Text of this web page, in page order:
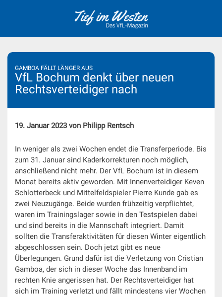
GAMBOA FÄLLT LÄNGER AUS
VfL Bochum denkt über neuen
Rechtsverteidiger nach
19. Januar 2023 von Philipp Rentsch
In weniger als zwei Wochen endet die Transferperiode. Bis
zum 31. Januar sind Kaderkorrekturen noch möglich,
anschließend nicht mehr. Der VfL Bochum ist in diesem
Monat bereits aktiv geworden. Mit Innenverteidiger Keven
Schlotterbeck und Mittelfeldspieler Pierre Kunde gab es
zwei Neuzugänge. Beide wurden frühzeitig verpflichtet,
waren im Trainingslager sowie in den Testspielen dabei
und sind bereits in die Mannschaft integriert. Damit
sollten die Transferaktivitäten für diesen Winter eigentlich
abgeschlossen sein. Doch jetzt gibt es neue
Überlegungen. Grund dafür ist die Verletzung von Cristian
Gamboa, der sich in dieser Woche das Innenband im
rechten Knie angerissen hat. Der Rechtsverteidiger hat
sich im Training verletzt und fällt mindestens vier Wochen